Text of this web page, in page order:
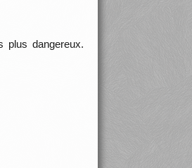
plus dangereux.